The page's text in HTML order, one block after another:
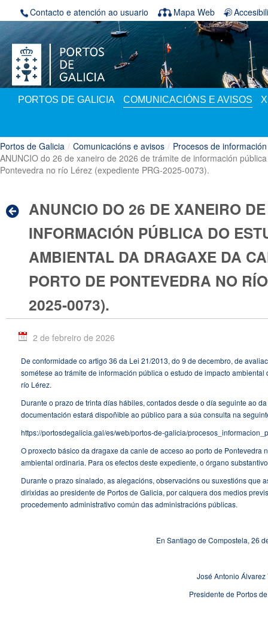
Volver ao contido
Contacto e atención ao usuario Mapa Web
PORTOS DE GALICIA COMUNICACIÓNS E AVISOS
Portos de Galicia / Comunicacións e avisos / Procesos de
ANUNCIO do 26 de xaneiro de 2026 de trámite de información
Pontevedra no río Lérez (expediente PRG-2025-0073).
ANUNCIO DO 26 DE XANEIRO
INFORMACIÓN PÚBLICA DO
AMBIENTAL DA DRAGAXE DA
PORTO DE PONTEVEDRA NO
2025-0073).
2 de febreiro de 2026
De conformidade co artigo 36 da Lei 21/2013, do 9 de decembro, de
sométese ao trámite de información pública o estudo de impacto
río Lérez.
Durante o prazo de trinta días hábiles, contados desde o día seguinte ao
documentación estará dispoñible ao público para a súa consulta na
https://portosdegalicia.gal/es/web/portos-de-galicia/
O proxecto básico da dragaxe da canle de acceso ao porto de Pontevedra
ambiental ordinaria. Para os efectos deste expediente, o órgano
Durante o prazo sinalado, as alegacións, observacións ou suxestións que
dirixidas ao presidente de Portos de Galicia, por calquera dos medios
procedemento administrativo común das administracións públicas.
En Santiago de Compostela, 26
José Antonio Álvarez
Presidente de Portos